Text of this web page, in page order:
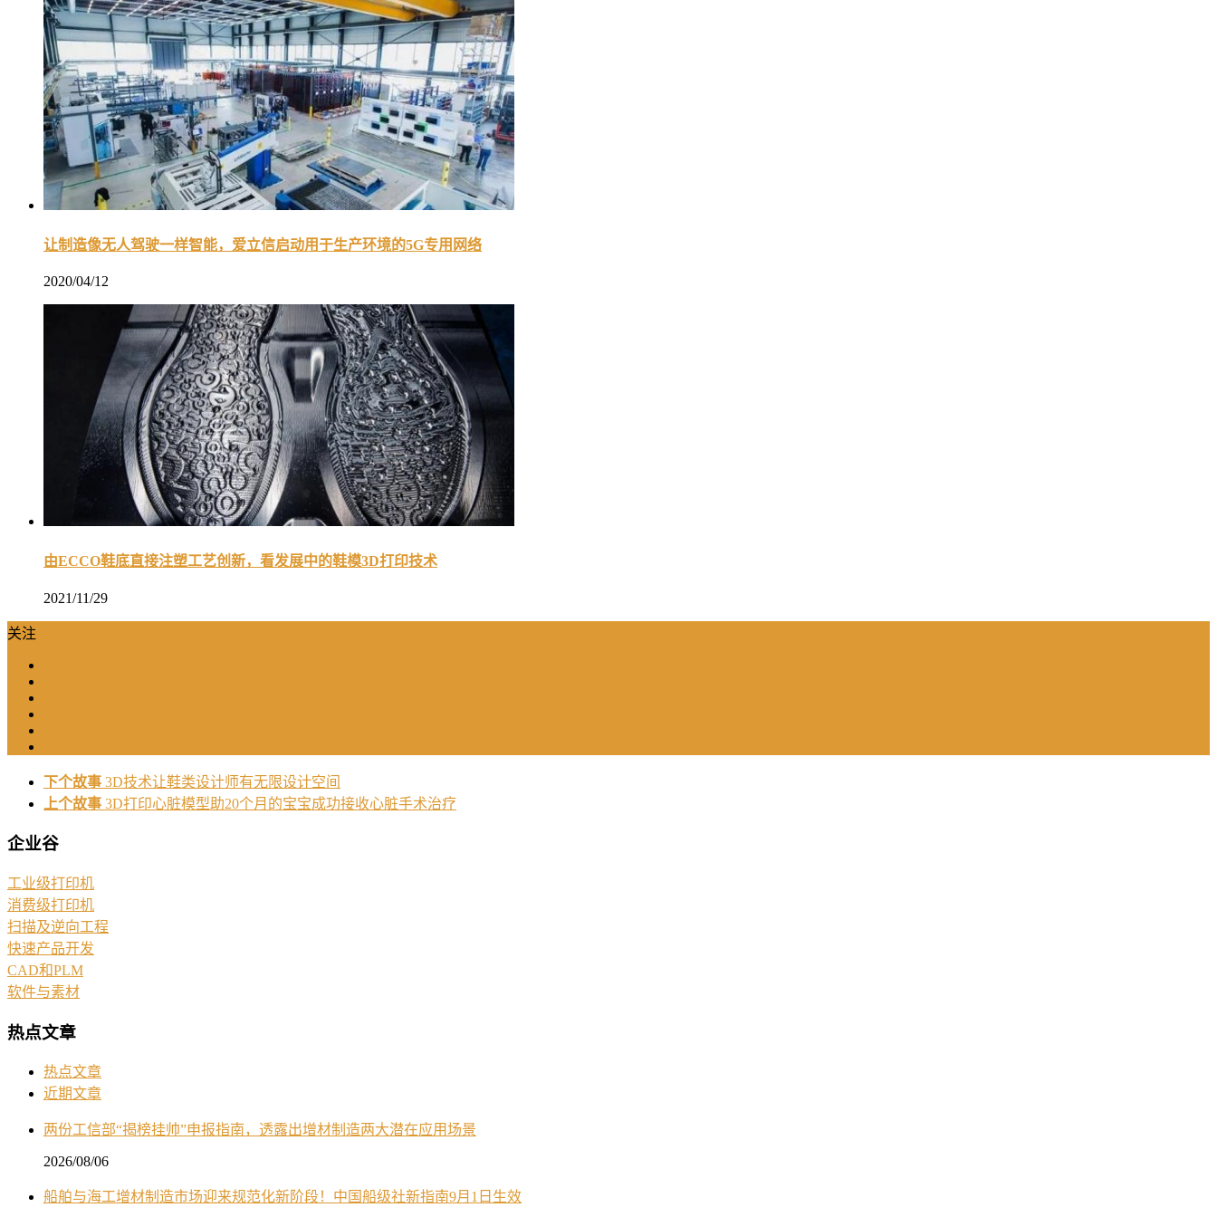
让制造像无人驾驶一样智能，爱立信启动用于生产环境的5G专用网络
2020/04/12
由ECCO鞋底直接注塑工艺创新，看发展中的鞋模3D打印技术
2021/11/29
关注
下个故事 3D技术让鞋类设计师有无限设计空间
上个故事 3D打印心脏模型助20个月的宝宝成功接收心脏手术治疗
企业谷
工业级打印机
消费级打印机
扫描及逆向工程
快速产品开发
CAD和PLM
软件与素材
热点文章
热点文章
近期文章
两份工信部“揭榜挂帅”申报指南，透露出增材制造两大潜在应用场景
2026/08/06
船舶与海工增材制造市场迎来规范化新阶段！中国船级社新指南9月1日生效